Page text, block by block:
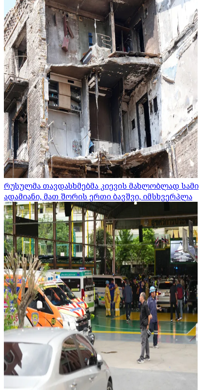
რუსულმა თავდასხმებმა კიევის მახლობლად სამი
ადამიანი, მათ შორის ერთი ბავშვი, იმსხვერპლა